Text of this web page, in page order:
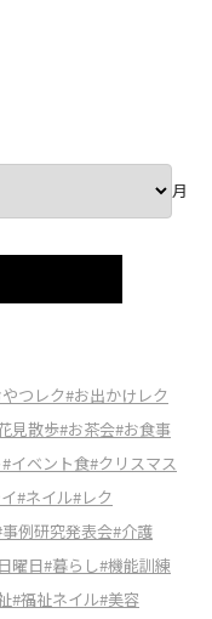
月
つレク#お出かけレク
見散歩#お茶会#お食事
#イベント食#クリスマス
#ネイル#レク
例研究発表会#介護
曜日#暮らし#機能訓練
#福祉ネイル#美容